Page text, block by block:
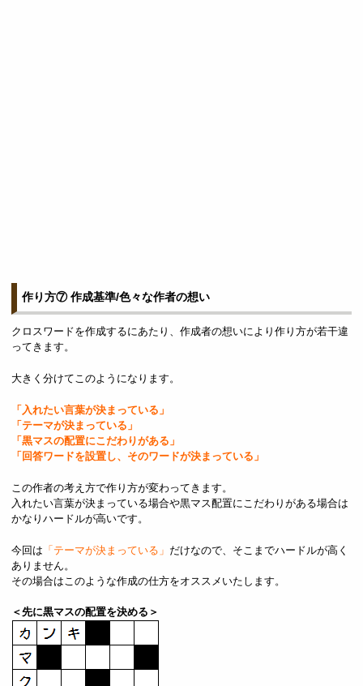
作り方⑦ 作成基準/色々な作者の想い
クロスワードを作成するにあたり、作成者の想いにより作り方が若干違
ってきます。
大きく分けてこのようになります。
「入れたい言葉が決まっている」
「テーマが決まっている」
「黒マスの配置にこだわりがある」
「回答ワードを設置し、そのワードが決まっている」
この作者の考え方で作り方が変わってきます。
入れたい言葉が決まっている場合や黒マス配置にこだわりがある場合は
かなりハードルが高いです。
今回は 「テーマが決まっている」 だけなので、そこまでハードルが高く
ありません。
その場合はこのような作成の仕方をオススメいたします。
＜先に黒マスの配置を決める＞